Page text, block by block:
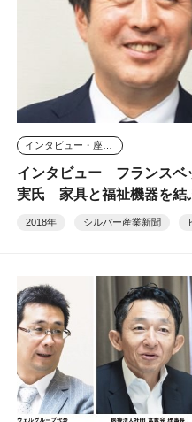
インタビュー・座談会
インタビュー フランスベ
実氏 家具と福祉機器を
18/12］
2018年 シルバー産業新聞